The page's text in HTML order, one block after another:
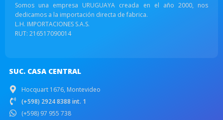
Somos una empresa URUGUAYA creada en el año 2000, nos
dedicamos a la importación directa de fabrica.
L.H. IMPORTACIONES S.A.S.
RUT: 216517090014
SUC. CASA CENTRAL
Hocquart 1676, Montevideo
(+598) 2924 8388 int. 1
(+598) 97 955 738